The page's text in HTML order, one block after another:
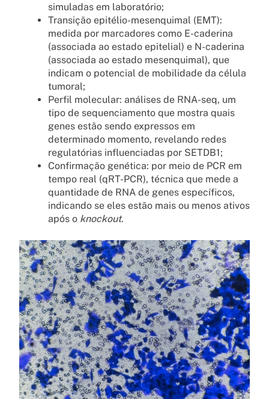
simuladas em laboratório;
Transição epitélio-mesenquimal (EMT):
medida por marcadores como E-caderina
(associada ao estado epitelial) e N-caderina
(associada ao estado mesenquimal), que
indicam o potencial de mobilidade da célula
tumoral;
Perfil molecular: análises de RNA-seq, um
tipo de sequenciamento que mostra quais
genes estão sendo expressos em
determinado momento, revelando redes
regulatórias influenciadas por SETDB1;
Confirmação genética: por meio de PCR em
tempo real (qRT-PCR), técnica que mede a
quantidade de RNA de genes específicos,
indicando se eles estão mais ou menos ativos
após o knockout.